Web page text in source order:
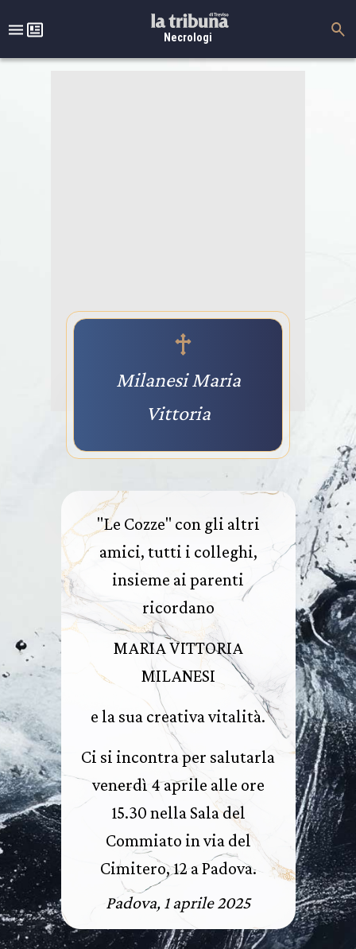
Necrologi
Milanesi Maria
Vittoria
"Le Cozze" con gli altri
amici, tutti i colleghi,
insieme ai parenti
ricordano
MARIA VITTORIA
MILANESI
e la sua creativa vitalità.
Ci si incontra per salutarla
venerdì 4 aprile alle ore
15.30 nella Sala del
Commiato in via del
Cimitero, 12 a Padova.
Padova, 1 aprile 2025